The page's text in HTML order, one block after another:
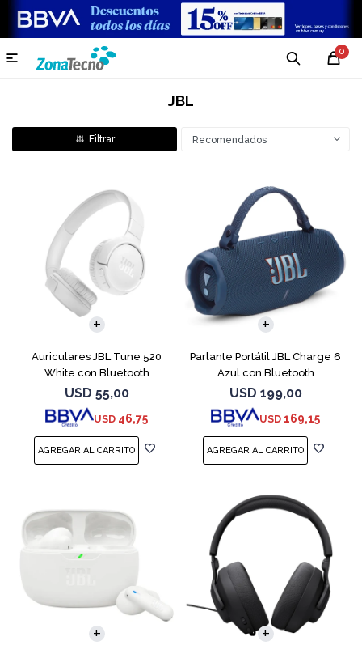
0

JBL
Recomendados
Auriculares JBL Tune 520
White con Bluetooth
USD 55,00
USD 46,75
Parlante Portátil JBL Charge 6
Azul con Bluetooth
USD 199,00
USD 169,15